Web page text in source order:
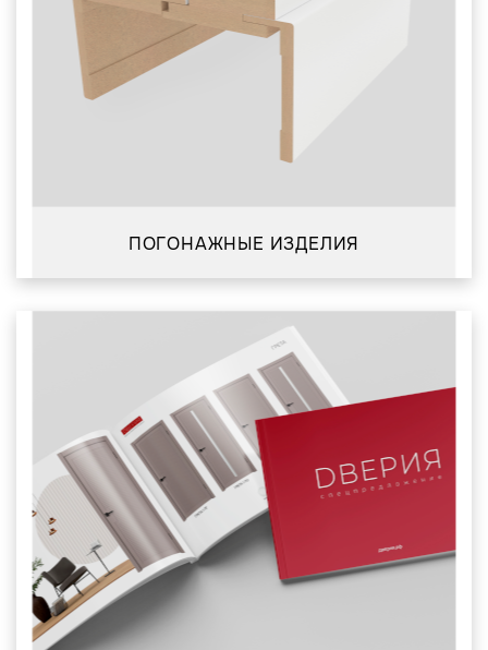
ПОГОНАЖНЫЕ ИЗДЕЛИЯ